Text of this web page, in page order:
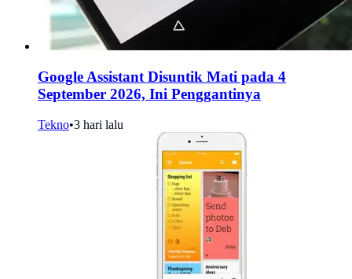
Google Assistant Disuntik Mati pada 4
September 2026, Ini Penggantinya
Tekno•3 hari lalu